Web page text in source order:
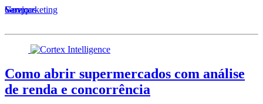
Serviços
Varejo
Geomarketing
Como abrir supermercados com análise
de renda e concorrência